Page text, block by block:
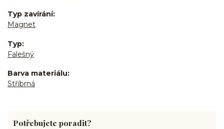
Typ zavírání
Magnet
Typ
Falešný
Barva materiálu
Stříbrná
Potřebujete poradit?